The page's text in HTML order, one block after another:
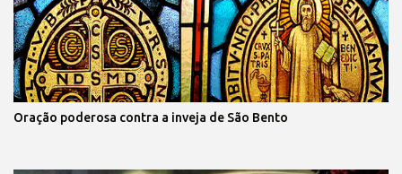
Oração poderosa contra a inveja de São Bento